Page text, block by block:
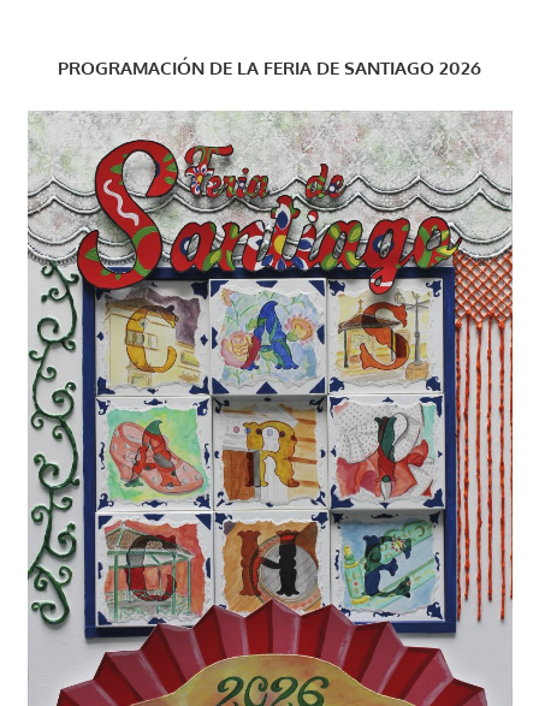
PROGRAMACIÓN DE LA FERIA DE SANTIAGO 2026